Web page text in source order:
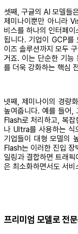
셋째, 구글의 AI 모델들
제미나이뿐만 아니라
비스를 하나의 인터페
됩니다. 기업이 GCP를
이즈 솔루션까지 모두
거죠. 이는 단순한 기능
를 더욱 강화하는 핵심
넷째, 제미나이의 경량
높여줍니다. 예를 들어,
Flash로 처리하고, 복
나 Ultra를 사용하는 식
기업들이 대형 모델의
Flash는 이러한 진입 장
일링과 결합하면 트래
은 최소화하면서도 서
프리미엄 모델로 전